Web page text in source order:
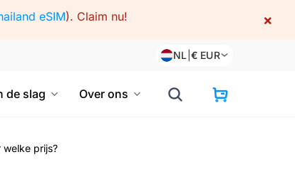
eSIM). Claim nu! ×
NL |€ EUR
de slag Over ons
prijs?